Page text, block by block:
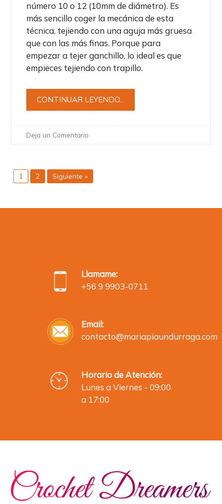
número 10 o 12 (10mm de diámetro). Es
más sencillo coger la mecánica de esta
técnica, tejiendo con una aguja más gruesa
que con las más finas. Porque para
empezar a tejer ganchillo, lo ideal es que
empieces tejiendo con trapillo.
CONTINUAR LEYENDO...
Deja un Comentario
1 2 Siguiente »
Llamame:
+56 9 9903-0711
Email:
contacto@mariapiaundurraga.com
Horario de Atención:
Lunes a Viernes - 09:00
a 17:00